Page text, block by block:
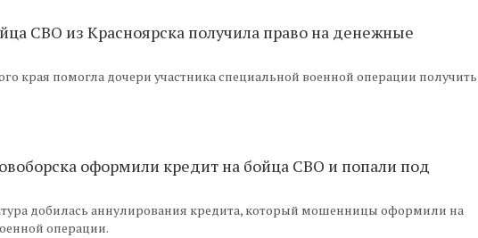
СВО из Красноярска получила право на денежные
края помогла дочери участника специальной военной операции получить
оформили кредит на бойца СВО и попали под
добилась аннулирования кредита, который мошенницы оформили на
операции.